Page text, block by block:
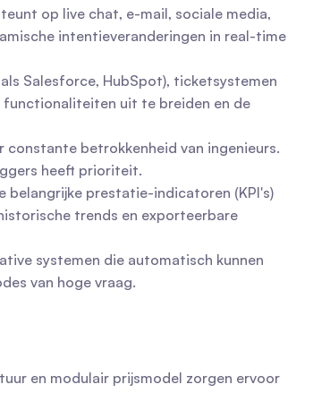
op live chat, e-mail, sociale media,
intentieveranderingen in real-time
Salesforce, HubSpot), ticketsystemen
functionaliteiten uit te breiden en de
betrokkenheid van ingenieurs.
heeft prioriteit.
belangrijke prestatie-indicatoren (KPI's)
trends en exporteerbare
systemen die automatisch kunnen
van hoge vraag.
en modulair prijsmodel zorgen ervoor